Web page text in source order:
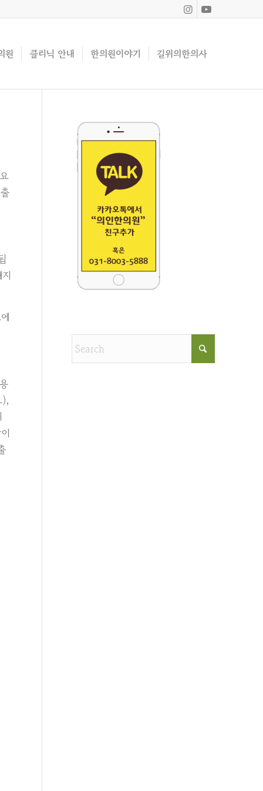
원 클리닉 안내 한의원이야기 길위의한의사
),